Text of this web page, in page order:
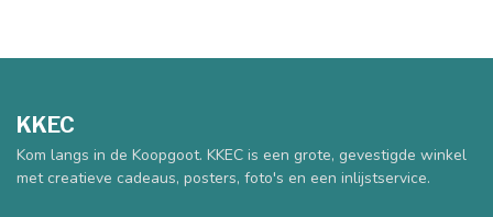
KKEC
Kom langs in de Koopgoot. KKEC is een grote, gevestigde winkel
met creatieve cadeaus, posters, foto's en een inlijstservice.